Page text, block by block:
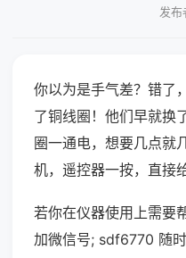
发布
你以为是手气差？错了
了铜线圈！他们早就换
圈一通电，想要几点就
机，遥控器一按，直接
若你在仪器使用上需要
加微信号; sdf6770 随时